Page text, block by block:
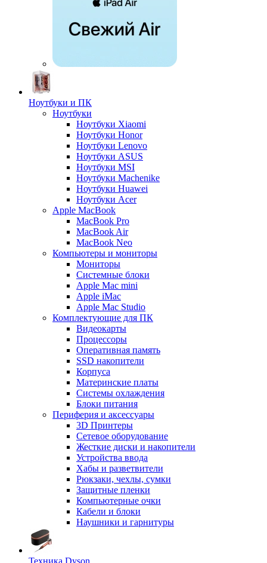
Ноутбуки и ПК
Ноутбуки
Ноутбуки Xiaomi
Ноутбуки Honor
Ноутбуки Lenovo
Ноутбуки ASUS
Ноутбуки MSI
Ноутбуки Machenike
Ноутбуки Huawei
Ноутбуки Acer
Apple MacBook
MacBook Pro
MacBook Air
MacBook Neo
Компьютеры и мониторы
Мониторы
Системные блоки
Apple Mac mini
Apple iMac
Apple Mac Studio
Комплектующие для ПК
Видеокарты
Процессоры
Оперативная память
SSD накопители
Корпуса
Материнские платы
Системы охлаждения
Блоки питания
Периферия и аксессуары
3D Принтеры
Сетевое оборудование
Жесткие диски и накопители
Устройства ввода
Хабы и разветвители
Рюкзаки, чехлы, сумки
Защитные пленки
Компьютерные очки
Кабели и блоки
Наушники и гарнитуры
Техника Dyson